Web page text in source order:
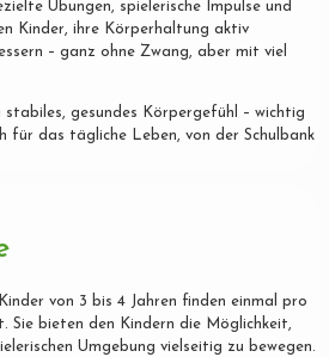
Übungen, spielerische Impulse und
Kinder, ihre Körperhaltung aktiv
– ganz ohne Zwang, aber mit viel
stabiles, gesundes Körpergefühl – wichtig
für das tägliche Leben, von der Schulbank
von 3 bis 4 Jahren finden einmal pro
Sie bieten den Kindern die Möglichkeit,
Umgebung vielseitig zu bewegen.